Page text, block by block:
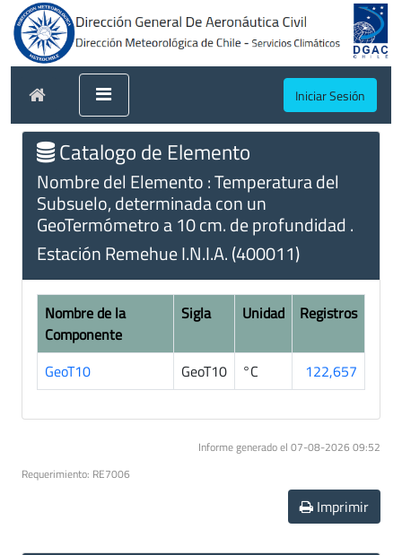
Iniciar Sesión
Catalogo de Elemento
Nombre del Elemento : Temperatura del
Subsuelo, determinada con un
GeoTermómetro a 10 cm. de profundidad .
Estación Remehue I.N.I.A. (400011)
Nombre de la
Componente
Sigla Unidad Registros
GeoT10 GeoT10 °C 122,657
Informe generado el 07-08-2026 09:52
Requerimiento: RE7006
Imprimir